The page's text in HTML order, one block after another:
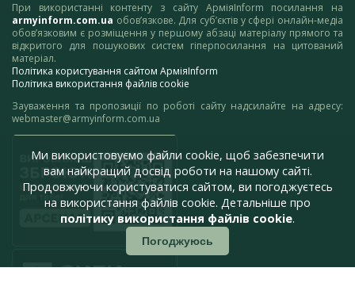
При використанні контенту з сайту АрміяInform посилання на
armyinform.com.ua обов’язкове. Для суб’єктів у сфері онлайн-медіа
обов’язковим є розміщення у першому абзаці матеріалу прямого та
відкритого для пошукових систем гіперпосилання на цитований
матеріал.
Політика користування сайтом АрміяInform
Політика використання файлів cookie
Зауваження та пропозиції по роботі сайту надсилайте на адресу:
webmaster@armyinform.com.ua
Ми використовуємо файли cookie, щоб забезпечити
вам найкращий досвід роботи на нашому сайті.
Продовжуючи користуватися сайтом, ви погоджуєтесь
на використання файлів cookie. Детальніше про
політику використання файлів cookie.
Погоджуюсь